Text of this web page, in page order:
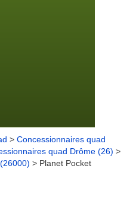
> Concessionnaires quad
quad Drôme (26) >
> Planet Pocket